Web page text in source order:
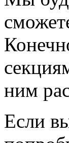
ним
Если